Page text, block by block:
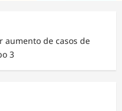
aumento de casos de
3